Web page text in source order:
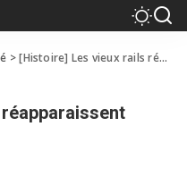
>[Histoire] Les vieux rails réapparaissent avenue de Grammont !